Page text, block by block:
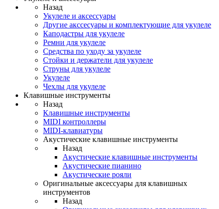
Назад
Укулеле и аксессуары
Другие акссесуары и комплектующие для укулеле
Каподастры для укулеле
Ремни для укулеле
Средства по уходу за укулеле
Стойки и держатели для укулеле
Струны для укулеле
Укулеле
Чехлы для укулеле
Клавишные инструменты
Назад
Клавишные инструменты
MIDI контроллеры
MIDI-клавиатуры
Акустические клавишные инструменты
Назад
Акустические клавишные инструменты
Акустические пианино
Акустические рояли
Оригинальные аксессуары для клавишных
инструментов
Назад